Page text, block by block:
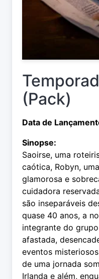
(Pack)
Data de
Sinopse:
Saoirse, uma
caótica, Robyn,
glamorosa e
cuidadora
são inseparáveis
quase 40 anos, a
integrante do
afastada,
eventos
de uma jornada
Irlanda e além,